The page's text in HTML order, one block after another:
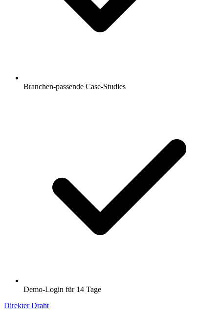
Branchen-passende Case-Studies
Demo-Login für 14 Tage
Direkter Draht